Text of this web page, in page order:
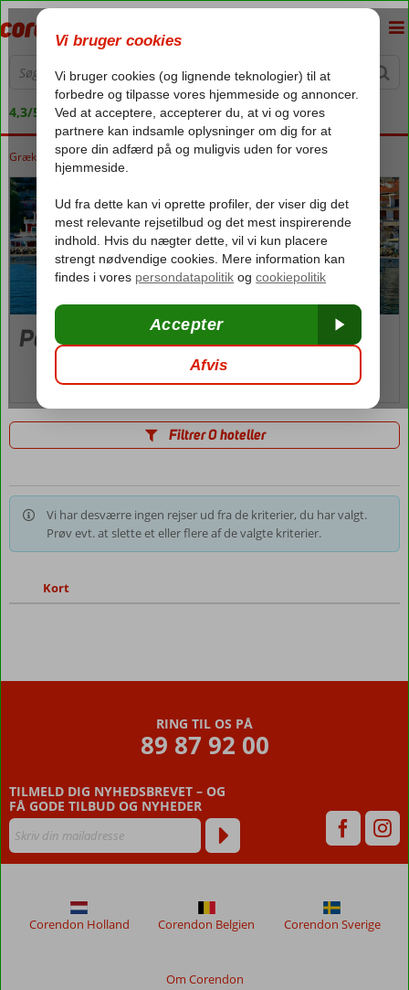
4,3/5 på Trustpilot
Forside
Grækenland Parga
Parga
Billeder og video kort
Filtrer 0 hoteller
Vi har desværre ingen rejser ud fra de kriterier, du har valgt.
Prøv evt. at slette et eller flere af de valgte kriterier.
Kort
RING TIL OS PÅ
89 87 92 00
TILMELD DIG NYHEDSBREVET – OG
FÅ GODE TILBUD OG NYHEDER
Om Corendon
Corendon Holland Corendon Belgien Corendon Sverige